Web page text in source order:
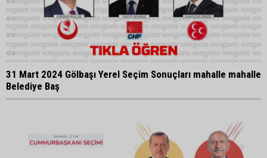
31 Mart 2024 Gölbaşı Yerel Seçim Sonuçları mahalle mahalle
Belediye Baş